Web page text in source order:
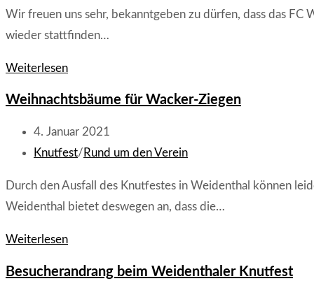
gewinnen
WM
Wir freuen uns sehr, bekanntgeben zu dürfen, dass das FC
wieder stattfinden…
WeiterlesenFC
Knutfest
2023
–
Weihnachtsbaumwerfen-
Weltmeisterschaft
Weihnachtsbäume für Wacker-Ziegen
Beitrag
veröffentlicht:
4. Januar 2021
Beitrags-
Knutfest/ Rund um den Verein
Durch den Ausfall des Knutfestes in Weidenthal können
Weidenthal bietet deswegen an, dass die…
WeiterlesenWeihnachtsbäume
Wacker-
Besucherandrang beim Weidenthaler Knutfest